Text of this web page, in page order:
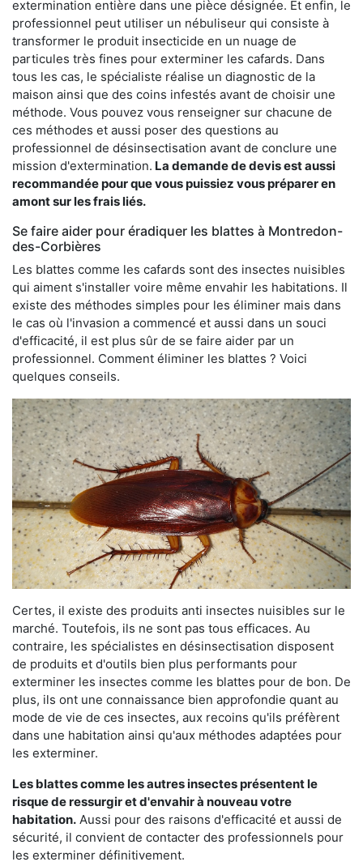
extermination entière dans une pièce désignée. Et enfin, le
professionnel peut utiliser un nébuliseur qui consiste à
transformer le produit insecticide en un nuage de
particules très fines pour exterminer les cafards. Dans
tous les cas, le spécialiste réalise un diagnostic de la
maison ainsi que des coins infestés avant de choisir une
méthode. Vous pouvez vous renseigner sur chacune de
ces méthodes et aussi poser des questions au
professionnel de désinsectisation avant de conclure une
mission d'extermination. La demande de devis est aussi
recommandée pour que vous puissiez vous préparer en
amont sur les frais liés.
Se faire aider pour éradiquer les blattes à Montredon-
des-Corbières
Les blattes comme les cafards sont des insectes nuisibles
qui aiment s'installer voire même envahir les habitations. Il
existe des méthodes simples pour les éliminer mais dans
le cas où l'invasion a commencé et aussi dans un souci
d'efficacité, il est plus sûr de se faire aider par un
professionnel. Comment éliminer les blattes ? Voici
quelques conseils.
Certes, il existe des produits anti insectes nuisibles sur le
marché. Toutefois, ils ne sont pas tous efficaces. Au
contraire, les spécialistes en désinsectisation disposent
de produits et d'outils bien plus performants pour
exterminer les insectes comme les blattes pour de bon. De
plus, ils ont une connaissance bien approfondie quant au
mode de vie de ces insectes, aux recoins qu'ils préfèrent
dans une habitation ainsi qu'aux méthodes adaptées pour
les exterminer.
Les blattes comme les autres insectes présentent le
risque de ressurgir et d'envahir à nouveau votre
habitation. Aussi pour des raisons d'efficacité et aussi de
sécurité, il convient de contacter des professionnels pour
les exterminer définitivement.